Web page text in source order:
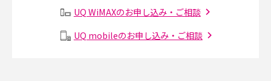
2017年2月(7)
2017年1月(6)
メッシュWi-Fiとは？仕組みやメリット・デメリット、中継機との違いを解
UQ WiMAXのお申し込み・ご相談
UQ mobileのお申し込み・ご相談